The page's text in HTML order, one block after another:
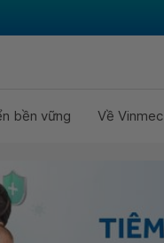
bền vững Về Vinmec